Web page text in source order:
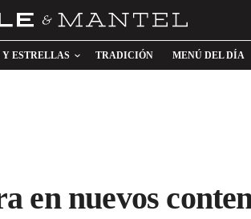
Y ESTRELLAS TRADICIÓN MENÚ DEL DÍA
en nuevos